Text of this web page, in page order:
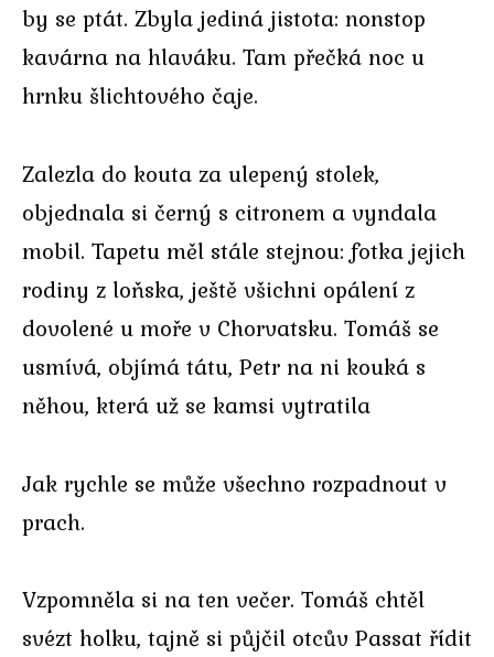
by se ptát. Zbyla jediná jistota: nonstop
kavárna na hlaváku. Tam přečká noc u
hrnku šlichtového čaje.
Zalezla do kouta za ulepený stolek,
objednala si černý s citronem a vyndala
mobil. Tapetu měl stále stejnou: fotka jejich
rodiny z loňska, ještě všichni opálení z
dovolené u moře v Chorvatsku. Tomáš se
usmívá, objímá tátu, Petr na ni kouká s
něhou, která už se kamsi vytratila
Jak rychle se může všechno rozpadnout v
prach.
Vzpomněla si na ten večer. Tomáš chtěl
svézt holku, tajně si půjčil otcův Passat řídit